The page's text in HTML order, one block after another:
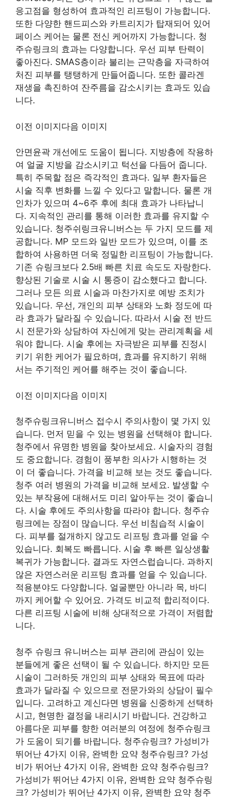
응고점을 형성하여 효과적인 리프팅이 가능합니다.
또한 다양한 핸드피스와 카트리지가 탑재되어 있어
페이스 케어는 물론 전신 케어까지 가능합니다. 청
주슈링크의 효과는 다양합니다. 우선 피부 탄력이
좋아진다. SMAS층이라 불리는 근막층을 자극하여
처진 피부를 탱탱하게 만들어줍니다. 또한 콜라겐
재생을 촉진하여 잔주름을 감소시키는 효과도 있습
니다.
이전 이미지다음 이미지
안면윤곽 개선에도 도움이 됩니다. 지방층에 작용하
여 얼굴 지방을 감소시키고 턱선을 다듬어 줍니다.
특히 주목할 점은 즉각적인 효과다. 일부 환자들은
시술 직후 변화를 느낄 수 있다고 말합니다. 물론 개
인차가 있으며 4~6주 후에 최대 효과가 나타납니
다. 지속적인 관리를 통해 이러한 효과를 유지할 수
있습니다. 청주쉬링크유니버스는 두 가지 모드를 제
공합니다. MP 모드와 일반 모드가 있으며, 이를 조
합하여 사용하면 더욱 정밀한 리프팅이 가능합니다.
기존 슈링크보다 2.5배 빠른 치료 속도도 자랑한다.
향상된 기술로 시술 시 통증이 감소했다고 합니다.
그러나 모든 의료 시술과 마찬가지로 예방 조치가
있습니다. 우선, 개인의 피부 상태와 노화 정도에 따
라 효과가 달라질 수 있습니다. 따라서 시술 전 반드
시 전문가와 상담하여 자신에게 맞는 관리계획을 세
워야 합니다. 시술 후에는 자극받은 피부를 진정시
키기 위한 케어가 필요하며, 효과를 유지하기 위해
서는 주기적인 케어를 해주는 것이 좋습니다.
이전 이미지다음 이미지
청주슈링크유니버스 접수시 주의사항이 몇 가지 있
습니다. 먼저 믿을 수 있는 병원을 선택해야 합니다.
청주에서 유명한 병원을 찾아보세요. 시술자의 경험
도 중요합니다. 경험이 풍부한 의사가 시행하는 것
이 더 좋습니다. 가격을 비교해 보는 것도 좋습니다.
청주 여러 병원의 가격을 비교해 보세요. 발생할 수
있는 부작용에 대해서도 미리 알아두는 것이 좋습니
다. 시술 후에도 주의사항을 따라야 합니다. 청주슈
링크에는 장점이 많습니다. 우선 비침습적 시술이
다. 피부를 절개하지 않고도 리프팅 효과를 얻을 수
있습니다. 회복도 빠릅니다. 시술 후 빠른 일상생활
복귀가 가능합니다. 결과도 자연스럽습니다. 과하지
않은 자연스러운 리프팅 효과를 얻을 수 있습니다.
적용분야도 다양합니다. 얼굴뿐만 아니라 목, 바디
까지 케어할 수 있어요. 가격도 비교적 합리적이다.
다른 리프팅 시술에 비해 상대적으로 가격이 저렴합
니다.
청주 슈링크 유니버스는 피부 관리에 관심이 있는
분들에게 좋은 선택이 될 수 있습니다. 하지만 모든
시술이 그러하듯 개인의 피부 상태와 목표에 따라
효과가 달라질 수 있으므로 전문가와의 상담이 필수
입니다. 고려하고 계신다면 병원을 신중하게 선택하
시고, 현명한 결정을 내리시기 바랍니다. 건강하고
아름다운 피부를 향한 여러분의 여정에 청주슈링크
가 도움이 되기를 바랍니다. 청주슈링크? 가성비가
뛰어난 4가지 이유, 완벽한 요약 청주슈링크? 가성
비가 뛰어난 4가지 이유, 완벽한 요약 청주슈링크?
가성비가 뛰어난 4가지 이유, 완벽한 요약 청주슈링
크? 가성비가 뛰어난 4가지 이유, 완벽한 요약 청주